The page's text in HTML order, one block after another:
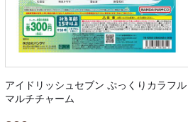
アイドリッシュセブン ぷっくりカラフル
マルチチャーム